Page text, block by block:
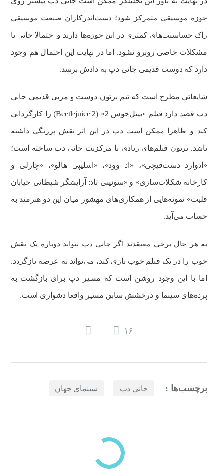
حوزه موسیقی متمرکز شود؛ دست‌اندرکاران صنعت موسیقی
راک حساسیت‌های کمتری در این حوزه‌ها دارند و احتمالا جانی با
مشکلات خاصی روبرو نشود. اما در نهایت این احتمال هم وجود
دارد که دوست قدیمی جانی دپ به دادش برسد.
شایعاتی مطرح است که تیم برتون دوست و مربی قدیمی جانی
دپ قصد دارد فیلم «بیتل‌جوس 2» (Beetlejuice 2) را کارگردانی
کند و ظاهرا ممکن است دپ در این اثر نقش پررنگی داشته
باشد. برتون فیلم‌های زیادی با مرکزیت جانی دپ ساخته است؛
«ادوارد دست‌قیچی»، «اد وود»، «اسلیپی هالو»، «چارلی و
کارخانه شکلات‌سازی» و «سوئینی تاد: آرایشگر شیطانی خیابان
فلیت» نمونه‌هایی از همکاری‌های مهشور میان این دو هنرمند به
حساب می‌آید.
به هر حال برخی معتقدند اگر جانی دپ بتواند دوباره یک نقش
خوب را در یک فیلم خوب بازی کند، می‌تواند به عرصه بازگردد.
اما با این وجود روشن است که مسیر دپ برای بازگشت به
پرده‌های سینما و درخشش سابق مسیر واقعا دشواری است.
۱۶
برچسب‌ها : جانی دپ سینمای جهان
دسته‌بندی‌های منتخب برای شما